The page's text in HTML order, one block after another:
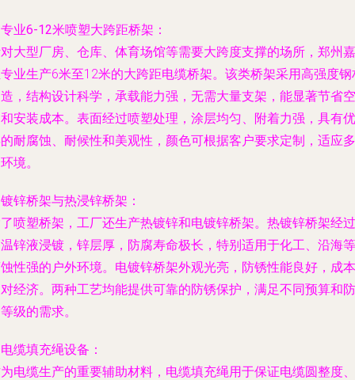
专业6-12米喷塑大跨距桥架 ：
大型厂房、仓库、体育场馆等需要大跨度支撑的场所，郑州嘉
业生产6米至12米的大跨距电缆桥架。该类桥架采用高强度钢
，结构设计科学，承载能力强，无需大量支架，能显著节省空
安装成本。表面经过喷塑处理，涂层均匀、附着力强，具有优
耐腐蚀、耐候性和美观性，颜色可根据客户要求定制，适应多
境。
镀锌桥架与热浸锌桥架 ：
喷塑桥架，工厂还生产热镀锌和电镀锌桥架。热镀锌桥架经过
锌液浸镀，锌层厚，防腐寿命极长，特别适用于化工、沿海等
性强的户外环境。电镀锌桥架外观光亮，防锈性能良好，成本
经济。两种工艺均能提供可靠的防锈保护，满足不同预算和防
级的需求。
电缆填充绳设备 ：
电缆生产的重要辅助材料，电缆填充绳用于保证电缆圆整度、